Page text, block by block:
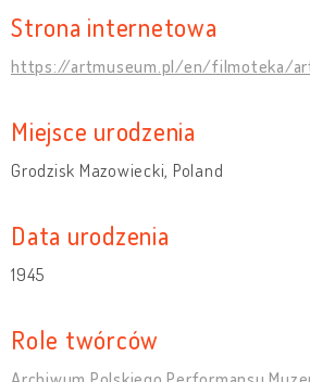
Strona internetowa
https://artmuseum.pl/en/filmoteka/
Miejsce urodzenia
Grodzisk Mazowiecki, Poland
Data urodzenia
1945
Role twórców